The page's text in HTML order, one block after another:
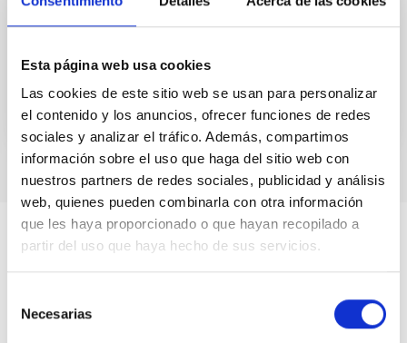
Esta página web usa cookies
Las cookies de este sitio web se usan para personalizar
el contenido y los anuncios, ofrecer funciones de redes
sociales y analizar el tráfico. Además, compartimos
información sobre el uso que haga del sitio web con
nuestros partners de redes sociales, publicidad y análisis
web, quienes pueden combinarla con otra información
que les haya proporcionado o que hayan recopilado a
partir del uso que haya hecho de sus servicios.
Necesarias